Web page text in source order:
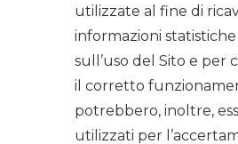
utilizzate al fine di
informazioni
sull’uso del Sito e per
il corretto
potrebbero, inoltre,
utilizzati per